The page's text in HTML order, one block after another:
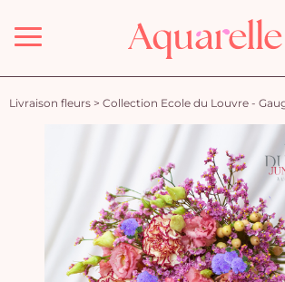
Menu
Livraison fleurs > Collection Ecole du Louvre -